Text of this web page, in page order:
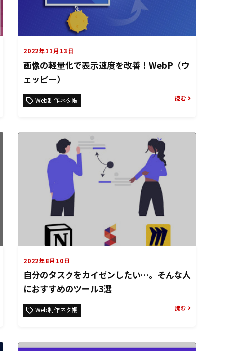
2022年11月13日
画像の軽量化で表示速度を改善！WebP（ウ
ェッピー）
Web制作ネタ帳 読む
2022年8月10日
自分のタスクをカイゼンしたい…。そんな人
におすすめのツール3選
Web制作ネタ帳 読む